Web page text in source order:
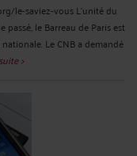
le-saviez-vous L'unité du
le Barreau de Paris est
Le CNB a demandé
>